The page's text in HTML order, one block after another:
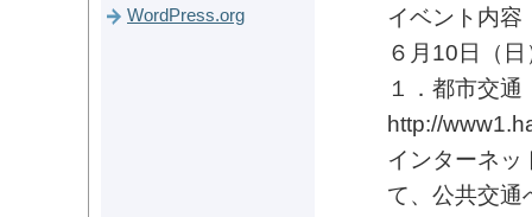
イベント内容
６月10日（
１．都市交
http://
インターネッ
て、公共交通
WordPress.org